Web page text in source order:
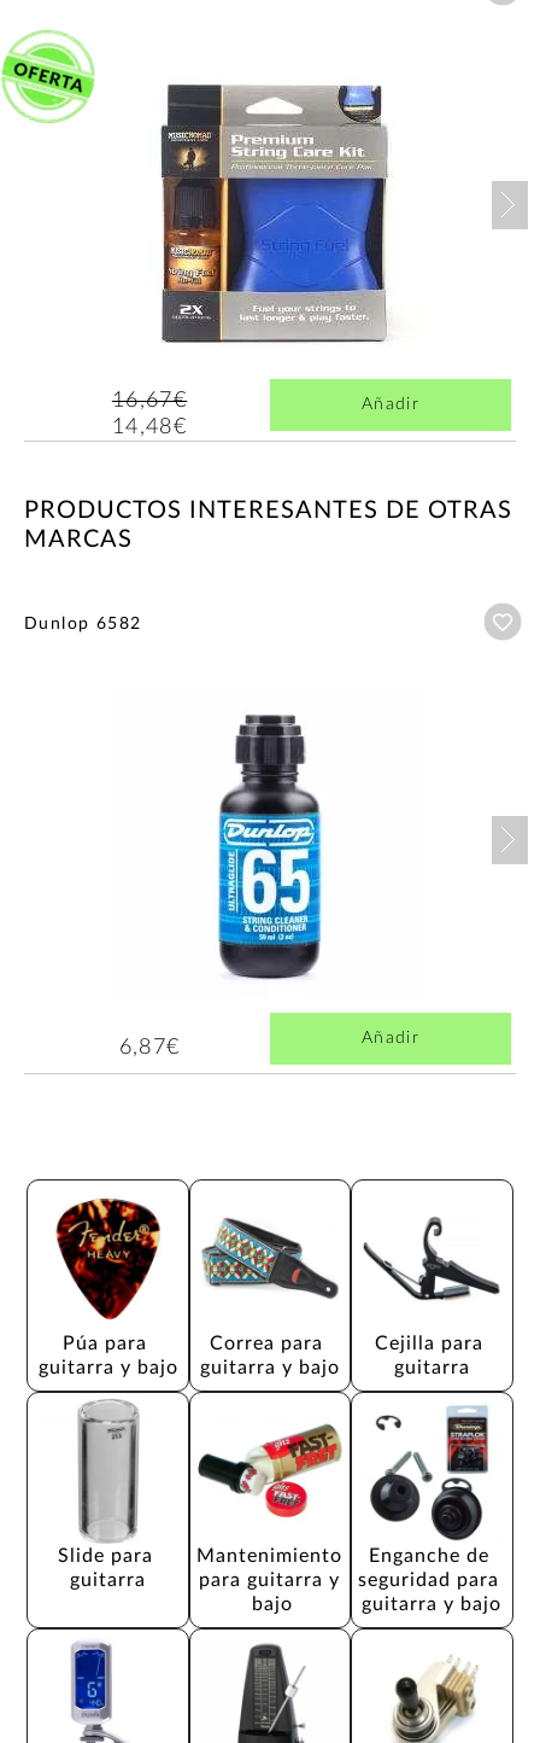
16,67€
14,48€
Añadir
PRODUCTOS INTERESANTES DE OTRAS
MARCAS
Dunlop 6582
6,87€ Añadir
Púa para
guitarra y bajo
Correa para
guitarra y bajo
Cejilla para
guitarra
Slide para
guitarra
Mantenimiento
para guitarra y
bajo
Enganche de
seguridad para
guitarra y bajo